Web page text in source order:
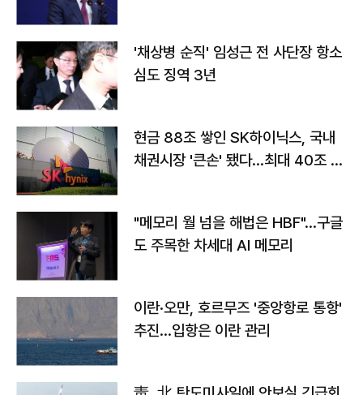
'채상병 순직' 임성근 전 사단장 항소
심도 징역 3년
현금 88조 쌓인 SK하이닉스, 국내
채권시장 '큰손' 됐다…최대 40조 투
"메모리 월 넘을 해법은 HBF"…구글
도 주목한 차세대 AI 메모리
이란·오만, 호르무즈 '중앙항로 통항'
추진…입항은 이란 관리